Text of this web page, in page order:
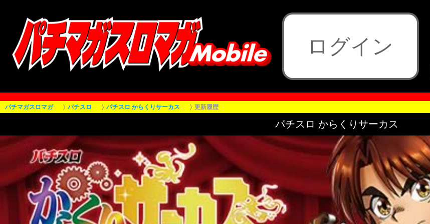
ログイン
パチマガスロマガ パチスロ パチスロ からくりサーカス 更新履歴
パチスロ からくりサーカス